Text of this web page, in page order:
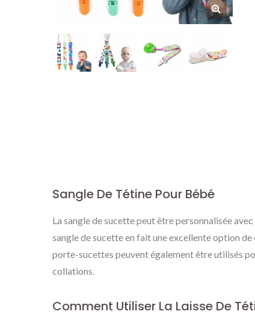
Sangle De Tétine Pour Bébé
La sangle de sucette peut être personnalisée
sangle de sucette en fait une excellente option
porte-sucettes peuvent également être utilisés
collations.
Comment Utiliser La Laisse De
Étiquettes En Métal
Personnalisées